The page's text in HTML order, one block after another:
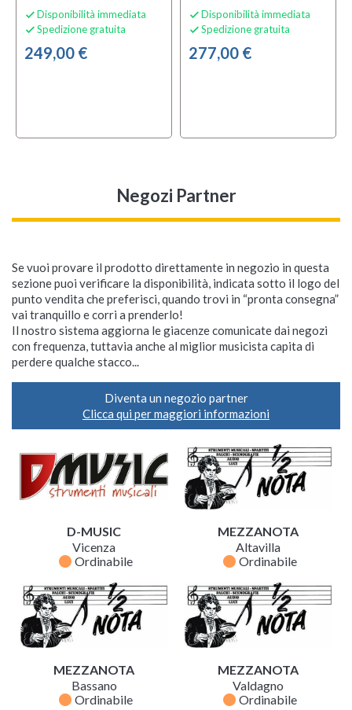
 Disponibilità immediata
 Spedizione gratuita
249,00 €
 Disponibilità immediata
 Spedizione gratuita
277,00 €
Negozi Partner
Se vuoi provare il prodotto direttamente in negozio in questa
sezione puoi verificare la disponibilità, indicata sotto il logo del
punto vendita che preferisci, quando trovi in “pronta consegna”
vai tranquillo e corri a prenderlo!
Il nostro sistema aggiorna le giacenze comunicate dai negozi
con frequenza, tuttavia anche al miglior musicista capita di
perdere qualche stacco...
Diventa un negozio partner
Clicca qui per maggiori informazioni
D-MUSIC
Vicenza
fiber_manual_record Ordinabile
MEZZANOTA
Altavilla
fiber_manual_record Ordinabile
MEZZANOTA
Bassano
fiber_manual_record Ordinabile
MEZZANOTA
Valdagno
fiber_manual_record Ordinabile